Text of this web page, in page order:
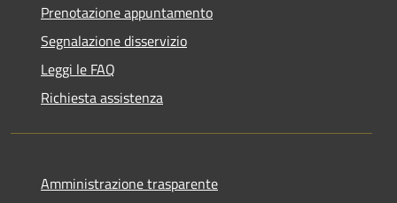
Prenotazione appuntamento
Segnalazione disservizio
Leggi le FAQ
Richiesta assistenza
Amministrazione trasparente